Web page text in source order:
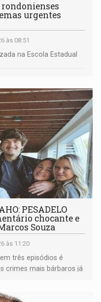
urgentes
às 08:51
na Escola Estadual
PESADELO
chocante e
Souza
às 11:20
três episódios é
crimes mais bárbaros já
numa vila